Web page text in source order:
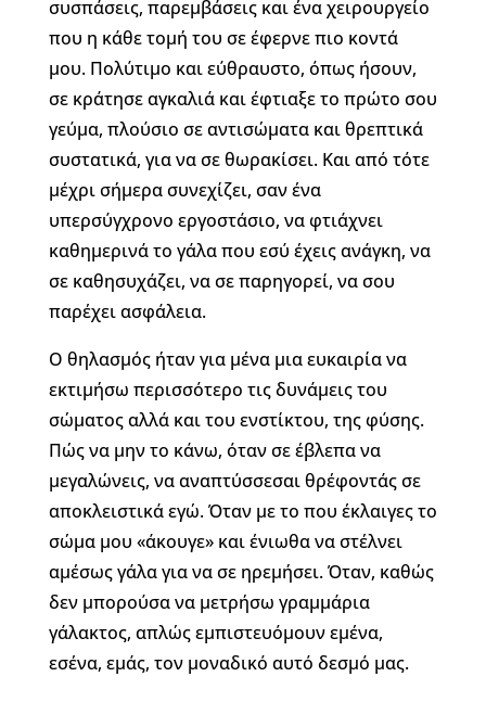
συσπάσεις, παρεμβάσεις και ένα χειρουργείο
που η κάθε τομή του σε έφερνε πιο κοντά
μου. Πολύτιμο και εύθραυστο, όπως ήσουν,
σε κράτησε αγκαλιά και έφτιαξε το πρώτο σου
γεύμα, πλούσιο σε αντισώματα και θρεπτικά
συστατικά, για να σε θωρακίσει. Και από τότε
μέχρι σήμερα συνεχίζει, σαν ένα
υπερσύγχρονο εργοστάσιο, να φτιάχνει
καθημερινά το γάλα που εσύ έχεις ανάγκη, να
σε καθησυχάζει, να σε παρηγορεί, να σου
παρέχει ασφάλεια.
Ο θηλασμός ήταν για μένα μια ευκαιρία να
εκτιμήσω περισσότερο τις δυνάμεις του
σώματος αλλά και του ενστίκτου, της φύσης.
Πώς να μην το κάνω, όταν σε έβλεπα να
μεγαλώνεις, να αναπτύσσεσαι θρέφοντάς σε
αποκλειστικά εγώ. Όταν με το που έκλαιγες το
σώμα μου «άκουγε» και ένιωθα να στέλνει
αμέσως γάλα για να σε ηρεμήσει. Όταν, καθώς
δεν μπορούσα να μετρήσω γραμμάρια
γάλακτος, απλώς εμπιστευόμουν εμένα,
εσένα, εμάς, τον μοναδικό αυτό δεσμό μας.